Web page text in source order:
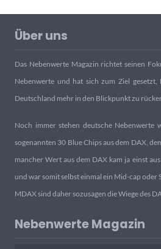
Über uns
Das Nebenwerte Magazin richtet seinen
Nebenwerte und hat sich zum Ziel gesetzt,
Deutschland mehr in den Blickpunkt zu
Noch immer stehen deutsche Nebenwerte
sogenannten 30 Blue Chips aus dem DAX,
mancher Wert aus dem DAX kam ja einst
und war somit selbst einmal ein Mid-cap oder
MDAX sind daher sozusagen die Wiege des
Nebenwerte Magazin